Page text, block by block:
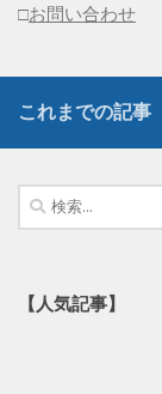
□お問い合わせ
これまでの記事
検
索:
【人気記事】